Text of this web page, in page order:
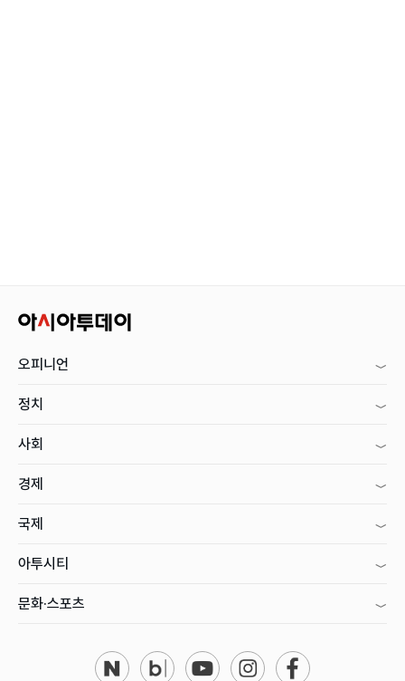
오피니언
정치
사회
경제
국제
아투시티
문화·스포츠